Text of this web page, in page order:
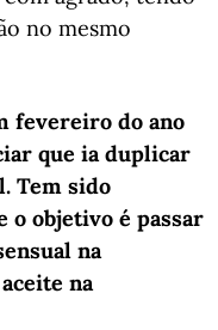
no mesmo
fevereiro do ano
que ia duplicar
Tem sido
o objetivo é passar
na
na